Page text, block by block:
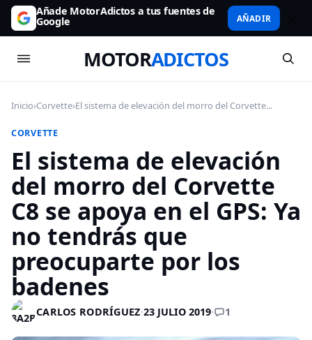
Añade MotorAdictos a tus fuentes de
Google AÑADIR
MOTORADICTOS
Inicio›Corvette›El sistema de elevación del morro del Corvette...
CORVETTE
El sistema de elevación
del morro del Corvette
C8 se apoya en el GPS: Ya
no tendrás que
preocuparte por los
badenes
CARLOS RODRÍGUEZ·23 JULIO 2019· 1